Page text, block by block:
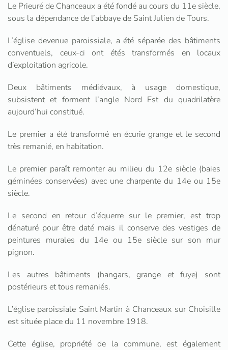
Le Prieuré de Chanceaux a été fondé au cours du 11e siècle,
sous la dépendance de l’abbaye de Saint Julien de Tours.
L’église devenue paroissiale, a été séparée des bâtiments
conventuels, ceux-ci ont étés transformés en locaux
d’exploitation agricole.
Deux bâtiments médiévaux, à usage domestique,
subsistent et forment l’angle Nord Est du quadrilatère
aujourd’hui constitué.
Le premier a été transformé en écurie grange et le second
très remanié, en habitation.
Le premier paraît remonter au milieu du 12e siècle (baies
géminées conservées) avec une charpente du 14e ou 15e
siècle.
Le second en retour d’équerre sur le premier, est trop
dénaturé pour être daté mais il conserve des vestiges de
peintures murales du 14e ou 15e siècle sur son mur
pignon.
Les autres bâtiments (hangars, grange et fuye) sont
postérieurs et tous remaniés.
L’église paroissiale Saint Martin à Chanceaux sur Choisille
est située place du 11 novembre 1918.
Cette église, propriété de la commune, est également